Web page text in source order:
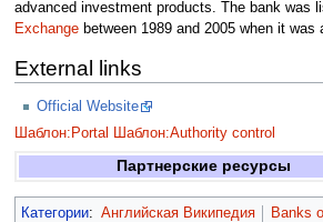
advanced investment products. The bank was
Exchangebetween 1989 and 2005 when it was
External links
Official Website
Шаблон:Portal
Шаблон:Authority control
Партнерские ресурсы
Категории: Английская Википедия
Banks